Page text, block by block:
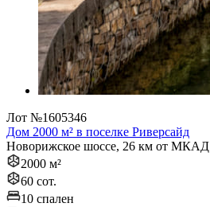
Лот №1605346
Дом 2000 м² в поселке Риверсайд
Новорижское шоссе, 26 км от МКАД
2000 м²
60 сот.
10 спален